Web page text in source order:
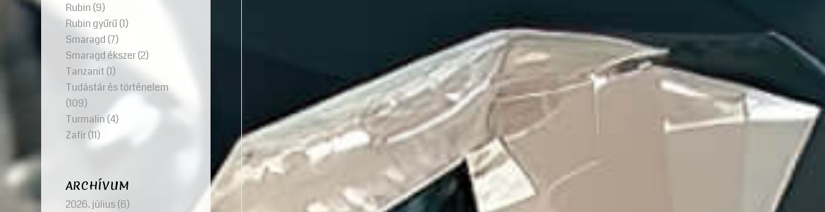
Rubin (9)
Rubin gyűrű(1)
Smaragd (7)
Smaragd ékszer(2)
Tanzanit (1)
Tudástár és történelem
(109)
Turmalin (4)
Zafír(11)
ARCHÍVUM
2026. július(6)